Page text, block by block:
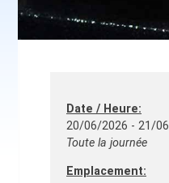
Date / Heure:
20/06/2026 - 21/
Toute la journée
Emplacement: